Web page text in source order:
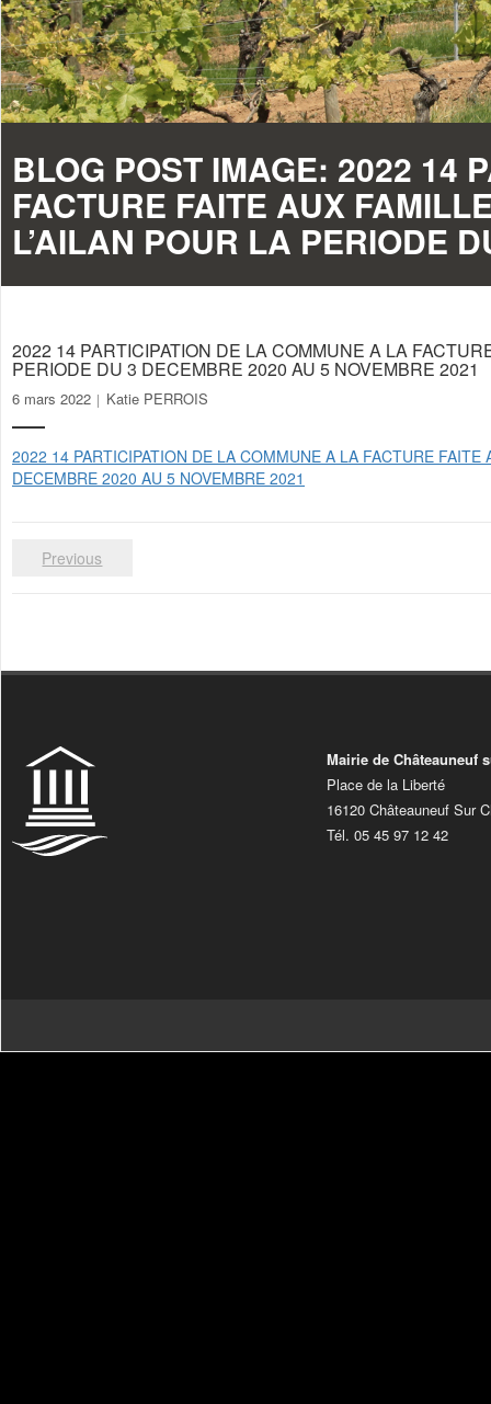
BLOG POST IMAGE: 2022 14
FACTURE FAITE AUX
L’AILAN POUR LA PERIODE
2022 14 PARTICIPATION DE LA COMMUNE A LA
PERIODE DU 3 DECEMBRE 2020 AU 5 NOVEMBRE 2021
6 mars 2022 Katie PERROIS
2022 14 PARTICIPATION DE LA COMMUNE A LA FACTURE
DECEMBRE 2020 AU 5 NOVEMBRE 2021
Previous
Mairie de Châteauneuf
Place de la Liberté
16120 Châteauneuf Sur
Tél. 05 45 97 12 42